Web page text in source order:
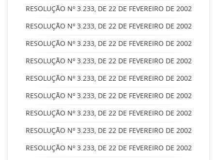
RESOLUÇÃO Nº 3.233, DE 22 DE FEVEREIRO DE 2002
RESOLUÇÃO Nº 3.233, DE 22 DE FEVEREIRO DE 2002
RESOLUÇÃO Nº 3.233, DE 22 DE FEVEREIRO DE 2002
RESOLUÇÃO Nº 3.233, DE 22 DE FEVEREIRO DE 2002
RESOLUÇÃO Nº 3.233, DE 22 DE FEVEREIRO DE 2002
RESOLUÇÃO Nº 3.233, DE 22 DE FEVEREIRO DE 2002
RESOLUÇÃO Nº 3.233, DE 22 DE FEVEREIRO DE 2002
RESOLUÇÃO Nº 3.233, DE 22 DE FEVEREIRO DE 2002
RESOLUÇÃO Nº 3.233, DE 22 DE FEVEREIRO DE 2002